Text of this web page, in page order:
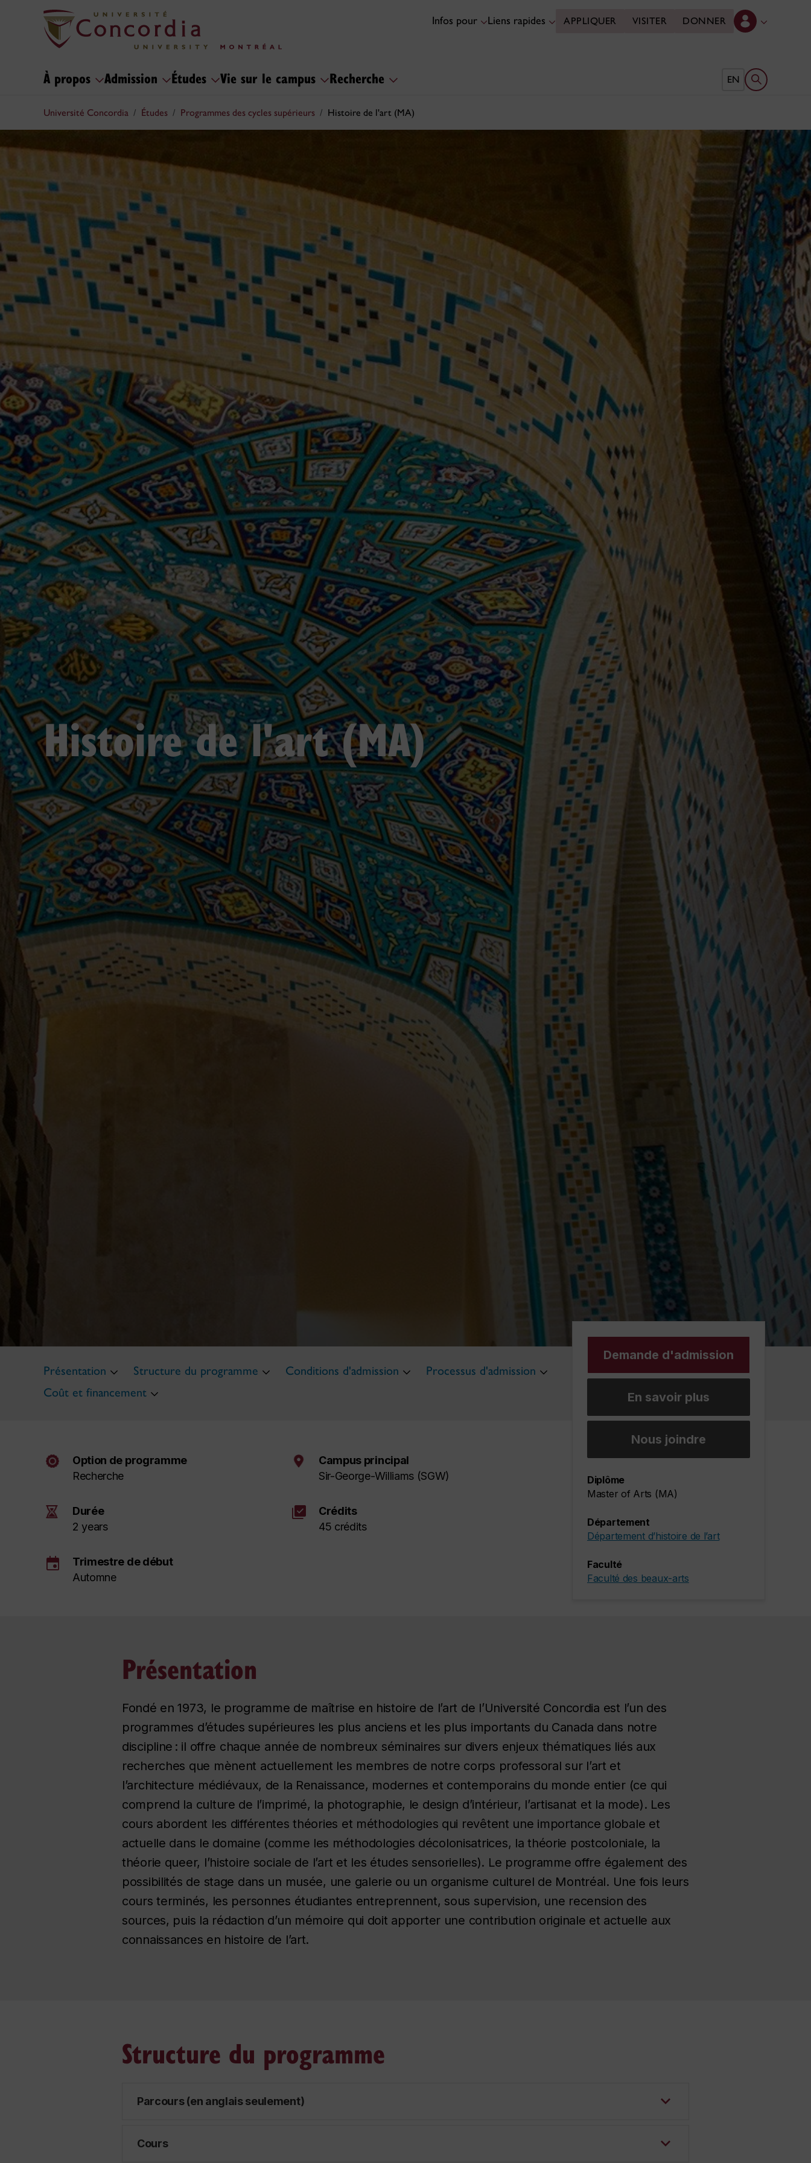
Infos pour Liens rapides APPLIQUER VISITER DONNER
À propos Admission Études Vie sur le campus Recherche EN Ouvrir le
Université Concordia Études Programmes des cycles supérieurs Histoire de l'art (MA)
Histoire de l'art (MA)
Demande d'admission
En savoir plus
Nous joindre
Diplôme
Master of Arts (MA)
Département
Département d’histoire de l’art
Faculté
Faculté des beaux-arts
Présentation Structure du programme Conditions d'admission
Processus d'admission
Coût et financement
Option de programme
Recherche
Campus principal
Sir-George-Williams (SGW)
Durée
2 years
library_add_check
Crédits
45 crédits
event
Trimestre de début
Automne
Présentation
Fondé en 1973, le programme de maîtrise en histoire de l’art de l’Université Concordia est l’un des
programmes d’études supérieures les plus anciens et les plus importants du Canada dans notre
discipline : il offre chaque année de nombreux séminaires sur divers enjeux thématiques liés aux
recherches que mènent actuellement les membres de notre corps professoral sur l’art et
l’architecture médiévaux, de la Renaissance, modernes et contemporains du monde entier (ce qui
comprend la culture de l’imprimé, la photographie, le design d’intérieur, l’artisanat et la mode). Les
cours abordent les différentes théories et méthodologies qui revêtent une importance globale et
actuelle dans le domaine (comme les méthodologies décolonisatrices, la théorie postcoloniale, la
théorie queer, l’histoire sociale de l’art et les études sensorielles). Le programme offre également des
possibilités de stage dans un musée, une galerie ou un organisme culturel de Montréal. Une fois leurs
cours terminés, les personnes étudiantes entreprennent, sous supervision, une recension des
sources, puis la rédaction d’un mémoire qui doit apporter une contribution originale et actuelle aux
connaissances en histoire de l’art.
Structure du programme
Parcours (en anglais seulement)
Cours